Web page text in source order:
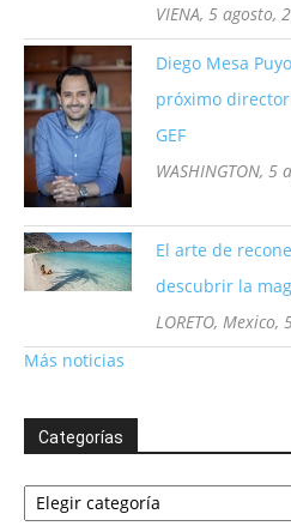
VIENA, 5 agosto,
Diego Mesa
próximo
GEF
WASHINGTON,
El arte de
descubrir la
LORETO,
Más noticias
Categorías
Categorías